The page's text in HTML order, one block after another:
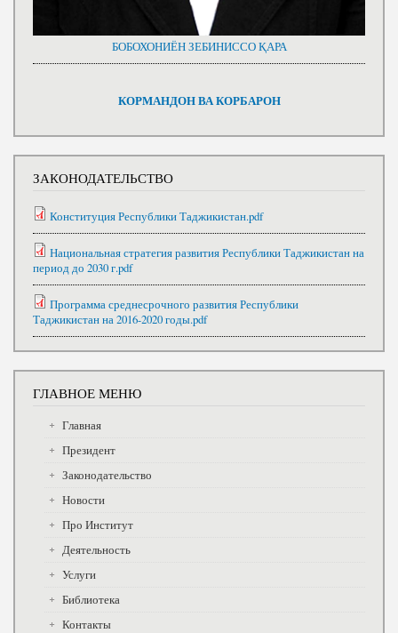
БОБОХОНИЁН ЗЕБИНИССО ҚАРА
КОРМАНДОН ВА КОРБАРОН
ЗАКОНОДАТЕЛЬСТВО
Конституция Республики Таджикистан.pdf
Национальная стратегия развития Республики Таджикистан на
период до 2030 г.pdf
Программа среднесрочного развития Республики
Таджикистан на 2016-2020 годы.pdf
ГЛАВНОЕ МЕНЮ
Главная
Президент
Законодательство
Новости
Про Институт
Деятельность
Услуги
Библиотека
Контакты